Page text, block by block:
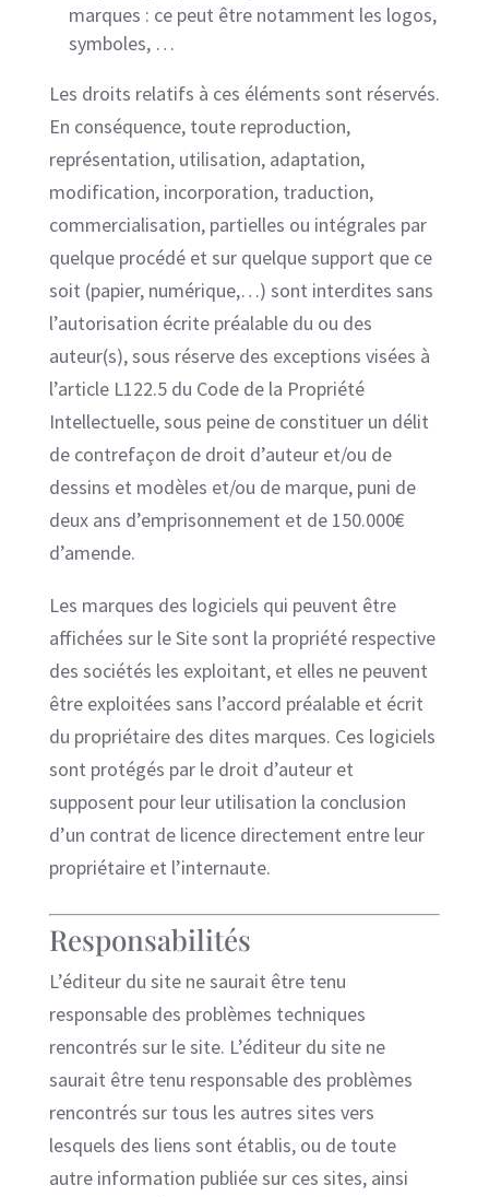
marques : ce peut être notamment les logos,
symboles, …
Les droits relatifs à ces éléments sont réservés.
En conséquence, toute reproduction,
représentation, utilisation, adaptation,
modification, incorporation, traduction,
commercialisation, partielles ou intégrales par
quelque procédé et sur quelque support que ce
soit (papier, numérique,…) sont interdites sans
l’autorisation écrite préalable du ou des
auteur(s), sous réserve des exceptions visées à
l’article L122.5 du Code de la Propriété
Intellectuelle, sous peine de constituer un délit
de contrefaçon de droit d’auteur et/ou de
dessins et modèles et/ou de marque, puni de
deux ans d’emprisonnement et de 150.000€
d’amende.
Les marques des logiciels qui peuvent être
affichées sur le Site sont la propriété respective
des sociétés les exploitant, et elles ne peuvent
être exploitées sans l’accord préalable et écrit
du propriétaire des dites marques. Ces logiciels
sont protégés par le droit d’auteur et
supposent pour leur utilisation la conclusion
d’un contrat de licence directement entre leur
propriétaire et l’internaute.
Responsabilités
L’éditeur du site ne saurait être tenu
responsable des problèmes techniques
rencontrés sur le site. L’éditeur du site ne
saurait être tenu responsable des problèmes
rencontrés sur tous les autres sites vers
lesquels des liens sont établis, ou de toute
autre information publiée sur ces sites, ainsi